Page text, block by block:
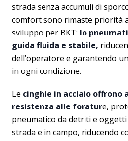
strada senza accumuli di
comfort sono rimaste priorità
sviluppo per BKT: lo
guida fluida e stabile,
dell’operatore e garantendo
in ogni condizione.
Le cinghie in acciaio offrono
resistenza alle forature,
pneumatico da detriti e
strada e in campo, riducendo